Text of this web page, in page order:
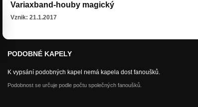
Variaxband-houby magický
Vznik: 21.1.2017
PODOBNÉ KAPELY
K vypsání podobných kapel nemá kapela dost fanoušků.
Podobnost se určuje podle počtu společných fanoušků.